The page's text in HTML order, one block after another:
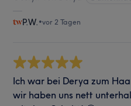
P.W. •vor 2 Tagen
Ich war bei Derya zum
wir haben uns nett